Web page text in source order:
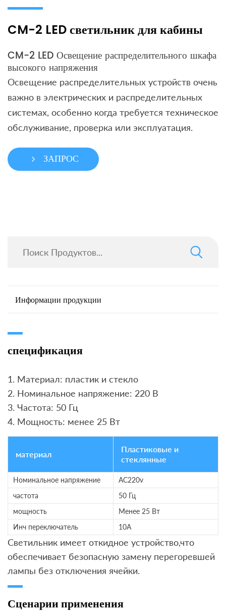
CM-2 LED светильник для кабины
CM-2 LED Освещение распределительного шкафа
высокого напряжения
Освещение распределительных устройств очень
важно в электрических и распределительных
системах, особенно когда требуется техническое
обслуживание, проверка или эксплуатация.
ЗАПРОС
Информации продукции
спецификация
1. Материал: пластик и стекло
2. Номинальное напряжение: 220 В
3. Частота: 50 Гц
4. Мощность: менее 25 Вт
материал
Пластиковые и
стеклянные
Номинальное напряжение
AC220v
частота
50 Гц
мощность
Менее 25 Вт
Инч переключатель
10A
Светильник имеет откидное устройство,что
обеспечивает безопасную замену перегоревшей
лампы без отключения ячейки.
Сценарии применения